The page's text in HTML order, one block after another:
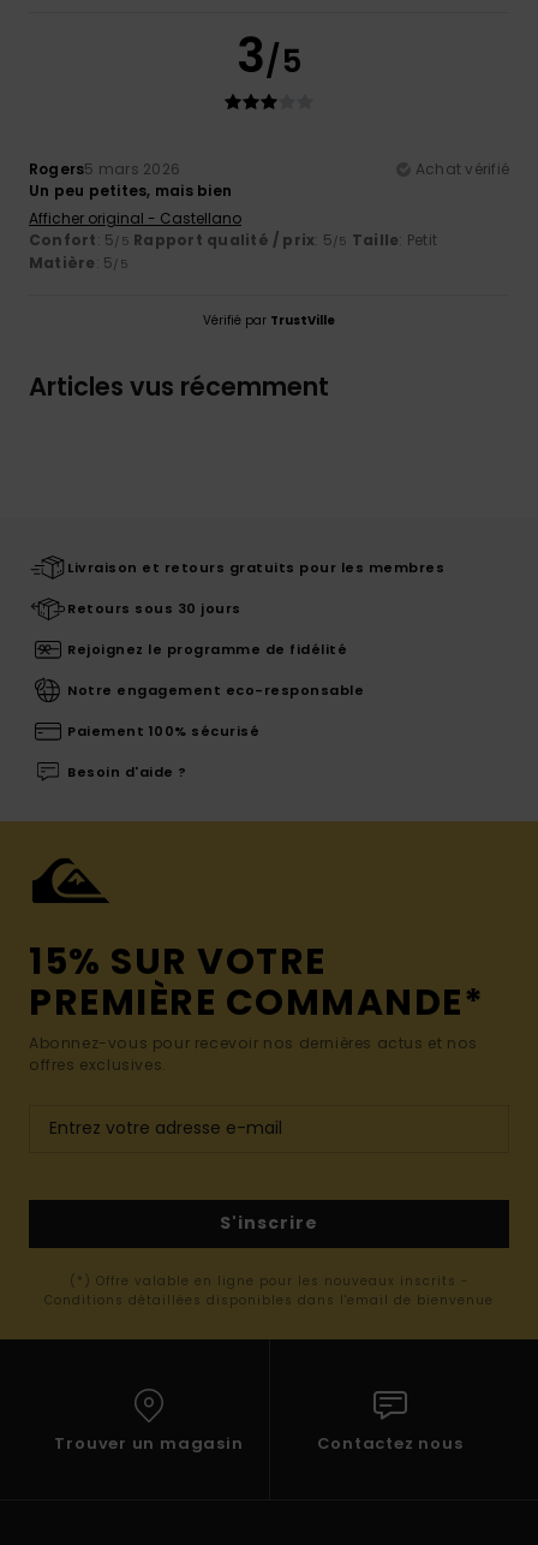
3/5
Rogers5 mars 2026
Achat vérifié
Un peu petites, mais bien
Afficher original - Castellano
Confort: 5/5 Rapport qualité / prix: 5/5 Taille: Petit
Matière: 5/5
Vérifié par TrustVille
Articles vus récemment
Livraison et retours gratuits pour les membres
Retours sous 30 jours
Rejoignez le programme de fidélité
Notre engagement eco-responsable
Paiement 100% sécurisé
Besoin d'aide ?
15% SUR VOTRE
PREMIÈRE COMMANDE*
Abonnez-vous pour recevoir nos dernières actus et nos
offres exclusives.
S'inscrire
(*) Offre valable en ligne pour les nouveaux inscrits -
Conditions détaillées disponibles dans l'email de bienvenue
Trouver un magasin Contactez nous